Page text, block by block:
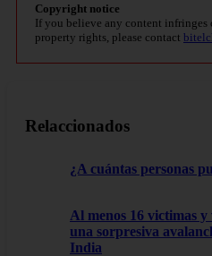
Copyright notice
If you believe any content
property rights, please contact
Relaccionados
¿A cuántas personas
Al menos 16 victimas
una sorpresiva
India